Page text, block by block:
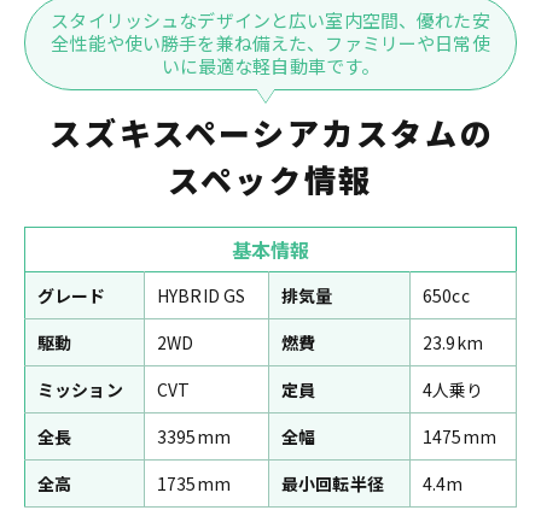
スタイリッシュなデザインと広い室内空間、優れた安
全性能や使い勝手を兼ね備えた、ファミリーや日常使
いに最適な軽自動車です。
スズキスペーシアカスタムの
スペック情報
基本情報
グレード HYBRID GS 排気量
650cc
駆動
2WD 燃費
23.9km
ミッション
CVT 定員
4人乗り
全長
3395mm 全幅
1475mm
全高
1735mm 最小回転半径 4.4m